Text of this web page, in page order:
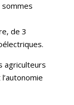
sommes
de 3
agriculteurs